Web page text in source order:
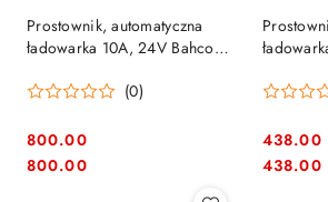
Prostownik, automatyczna
ładowarka 10A, 24V Bahco
(0)
Cena:
800.00
Cena:
800.00 Cena:
438.00
Cena:
438.00